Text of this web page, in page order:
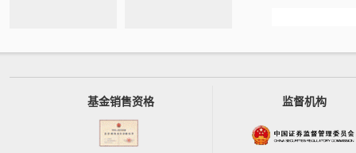
基金销售资格 监督机构